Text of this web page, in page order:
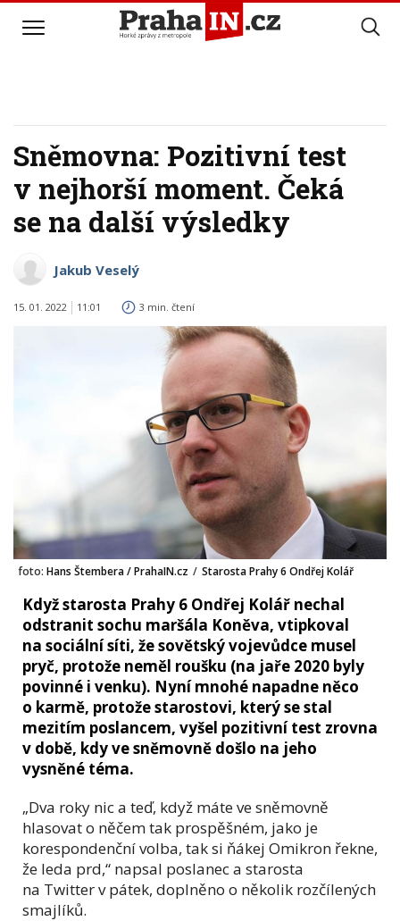
Sněmovna: Pozitivní test
v nejhorší moment. Čeká
se na další výsledky
Jakub Veselý
15. 01. 2022 11:01 3 min. čtení
foto: Hans Štembera / PrahaIN.cz / Starosta Prahy 6 Ondřej Kolář
Když starosta Prahy 6 Ondřej Kolář nechal
odstranit sochu maršála Koněva, vtipkoval
na sociální síti, že sovětský vojevůdce musel
pryč, protože neměl roušku (na jaře 2020 byly
povinné i venku). Nyní mnohé napadne něco
o karmě, protože starostovi, který se stal
mezitím poslancem, vyšel pozitivní test zrovna
v době, kdy ve sněmovně došlo na jeho
vysněné téma.
„Dva roky nic a teď, když máte ve sněmovně
hlasovat o něčem tak prospěšném, jako je
korespondenční volba, tak si ňákej Omikron řekne,
že leda prd,“ napsal poslanec a starosta
na Twitter v pátek, doplněno o několik rozčílených
smajlíků.